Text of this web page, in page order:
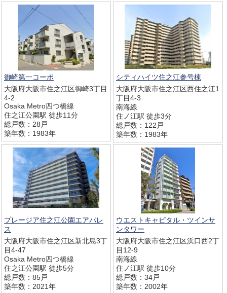
御崎第一コーポ
大阪府大阪市住之江区御崎3丁目
4-2
Osaka Metro四つ橋線
住之江公園駅 徒歩11分
総戸数：28戸
築年数：1983年
シティハイツ住之江参号棟
大阪府大阪市住之江区西住之江1
丁目4-3
南海線
住ノ江駅 徒歩3分
総戸数：122戸
築年数：1983年
プレージア住之江公園エアパレ
ス
大阪府大阪市住之江区新北島3丁
目4-47
Osaka Metro四つ橋線
住之江公園駅 徒歩5分
総戸数：85戸
築年数：2021年
ウエストキャピタル・ツインサ
ンタワー
大阪府大阪市住之江区浜口西2丁
目12-9
南海線
住ノ江駅 徒歩10分
総戸数：34戸
築年数：2002年